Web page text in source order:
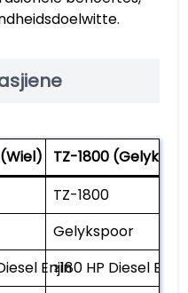
TZ-1800
TZ-1800
Gelykspoor
Enjin
≥180 HP Diesel Enjin